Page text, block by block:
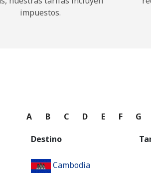
impuestos.
A B C D E F G
Destino
Cambodia